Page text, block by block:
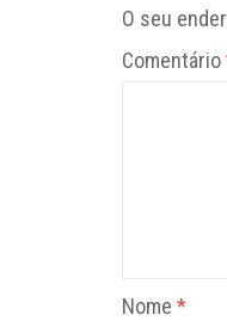
O seu
Comentário
Nome *